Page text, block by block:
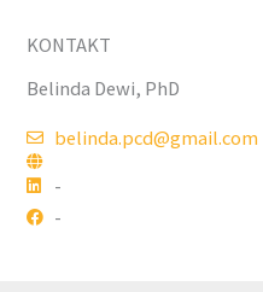
KONTAKT
Belinda Dewi, PhD
belinda.pcd@gmail.com
-
-